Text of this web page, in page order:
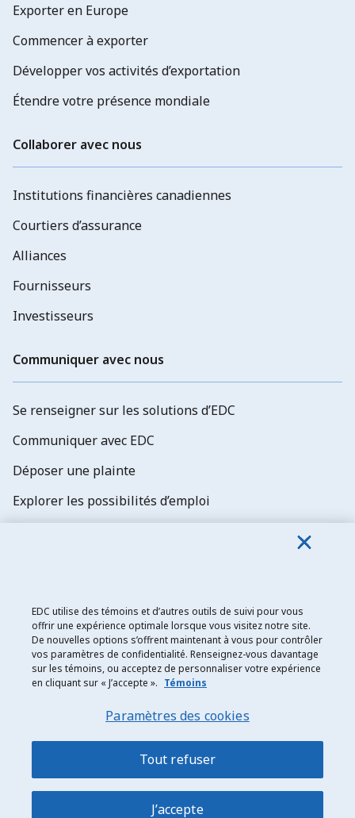
Exporter en Europe
Commencer à exporter
Développer vos activités d’exportation
Étendre votre présence mondiale
Collaborer avec nous
Institutions financières canadiennes
Courtiers d’assurance
Alliances
Fournisseurs
Investisseurs
Communiquer avec nous
Se renseigner sur les solutions d’EDC
Communiquer avec EDC
Déposer une plainte
Explorer les possibilités d’emploi
Exportation et développement Canada
Énoncé de confidentialité
Plan du site
EDC utilise des témoins et d’autres outils de suivi pour vous
offrir une expérience optimale lorsque vous visitez notre site.
De nouvelles options s’offrent maintenant à vous pour contrôler
vos paramètres de confidentialité. Renseignez-vous davantage
sur les témoins, ou acceptez de personnaliser votre expérience
en cliquant sur « J’accepte ». Témoins
Paramètres des cookies
Tout refuser
J’accepte